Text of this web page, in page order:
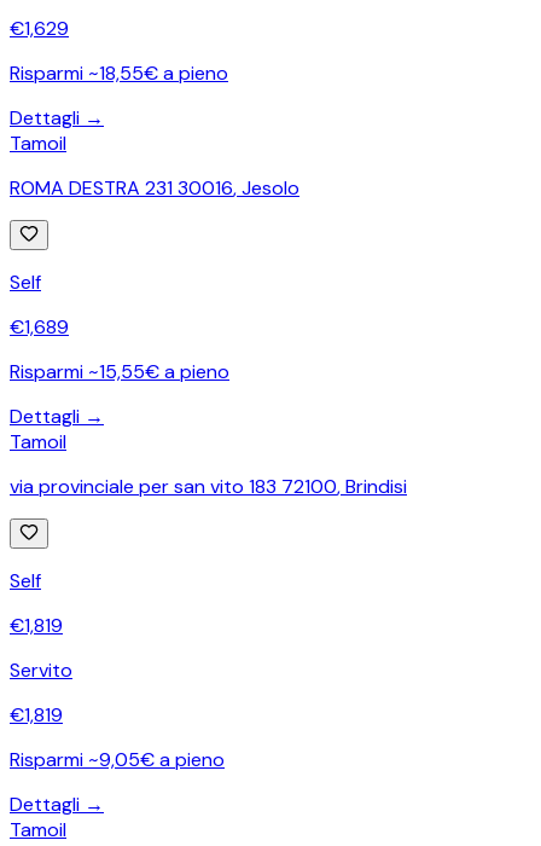
€1,629
Risparmi ~18,55€ a pieno
Dettagli →
Tamoil
ROMA DESTRA 231 30016,Jesolo
Self
€1,689
Risparmi ~15,55€ a pieno
Dettagli →
Tamoil
via provinciale per san vito 183 72100,Brindisi
Self
€1,819
Servito
€1,819
Risparmi ~9,05€ a pieno
Dettagli →
Tamoil